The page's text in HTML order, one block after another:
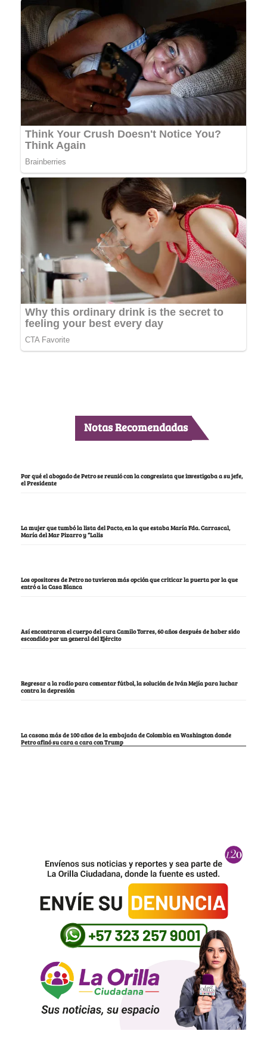
Notas Recomendadas
Por qué el abogado de Petro se reunió con la congresista que investigaba a su jefe,
el Presidente
La mujer que tumbó la lista del Pacto, en la que estaba María Fda. Carrascal,
María del Mar Pizarro y “Lalis
Los opositores de Petro no tuvieron más opción que criticar la puerta por la que
entró a la Casa Blanca
Así encontraron el cuerpo del cura Camilo Torres, 60 años después de haber sido
escondido por un general del Ejército
Regresar a la radio para comentar fútbol, la solución de Iván Mejía para luchar
contra la depresión
La casona más de 100 años de la embajada de Colombia en Washington donde
Petro afinó su cara a cara con Trump